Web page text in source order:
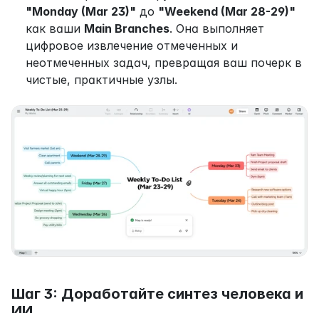
"Monday (Mar 23)" до "Weekend (Mar 28-29)"
как ваши Main Branches. Она выполняет
цифровое извлечение отмеченных и
неотмеченных задач, превращая ваш почерк в
чистые, практичные узлы.
Шаг 3: Доработайте синтез человека и